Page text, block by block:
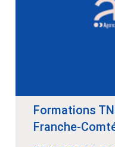
Formations
Franche-